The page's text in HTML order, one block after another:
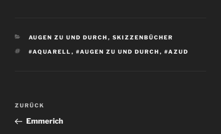
KATEGORIEN
AUGEN ZU UND DURCH , SKIZZENBÜCHER
SCHLAGWÖRTER
#AQUARELL , #AUGEN ZU UND DURCH , #AZUD
Beitragsnavigation
Vorheriger
Beitrag
ZURÜCK
Emmerich